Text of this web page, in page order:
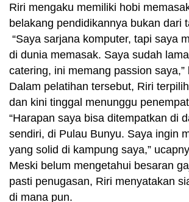
Riri mengaku memiliki hobi
belakang pendidikannya bukan dari
“Saya sarjana komputer, tapi saya
di dunia memasak. Saya sudah
catering, ini memang passion saya,”
Dalam pelatihan tersebut, Riri
dan kini tinggal menunggu
“Harapan saya bisa ditempatkan di
sendiri, di Pulau Bunyu. Saya ingin
yang solid di kampung saya,”
Meski belum mengetahui besaran
pasti penugasan, Riri menyatakan
di mana pun.